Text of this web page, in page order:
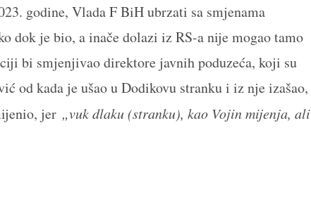
godine, Vlada F BiH ubrzati sa smjenama
dok je bio, a inače dolazi iz RS-a nije mogao tamo
bi smjenjivao direktore javnih poduzeća, koji su
od kada je ušao u Dodikovu stranku i iz nje izašao,
jer „vuk dlaku (stranku), kao Vojin mijenja, ali